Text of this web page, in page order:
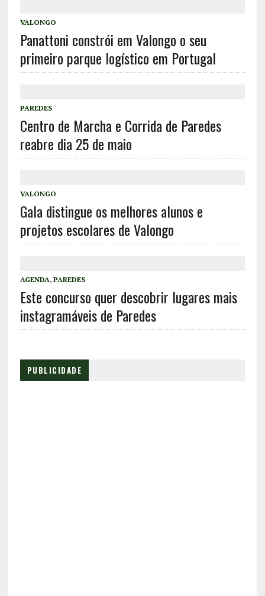
VALONGO
Panattoni constrói em Valongo o seu
primeiro parque logístico em Portugal
PAREDES
Centro de Marcha e Corrida de Paredes
reabre dia 25 de maio
VALONGO
Gala distingue os melhores alunos e
projetos escolares de Valongo
AGENDA, PAREDES
Este concurso quer descobrir lugares mais
instagramáveis de Paredes
PUBLICIDADE